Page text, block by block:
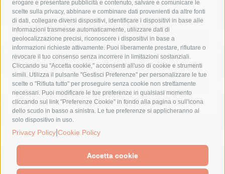
erogare e presentare pubblicità e contenuto, salvare e comunicare le
scelte sulla privacy, abbinare e combinare dati provenienti da altre fonti
di dati, collegare diversi dispositivi, identificare i dispositivi in base alle
informazioni trasmesse automaticamente, utilizzare dati di
geolocalizzazione precisi, riconoscere i dispositivi in base a
informazioni richieste attivamente. Puoi liberamente prestare, rifiutare o
revocare il tuo consenso senza incorrere in limitazioni sostanziali.
Cliccando su "Accetta cookie," acconsenti all'uso di cookie e strumenti
simili. Utilizza il pulsante "Gestisci Preferenze" per personalizzare le tue
scelte o "Rifiuta tutto" per proseguire senza cookie non strettamente
necessari. Puoi modificare le tue preferenze in qualsiasi momento
cliccando sul link "Preferenze Cookie" in fondo alla pagina o sull'icona
dello scudo in basso a sinistra. Le tue preferenze si applicheranno al
solo dispositivo in uso.
Privacy Policy Cookie Policy
Accetta cookie
lavori
lorenzo balducelli mare
massa lubrense
massimo coppola
Meta napoli
ordinanza
penisola sorrentina
piano di sorrento
polizia municipale
protezione civile
Regione Campania
sant'agnello
sindaco cuomo
sorrento studenti temporali
treni
turismo
Vico Equense villa fiorentino vincenzo de luca
© 2015 SorrentoPress. All rights reserved.
Il giornale online della Penisola Sorrentina
Cookie Policy